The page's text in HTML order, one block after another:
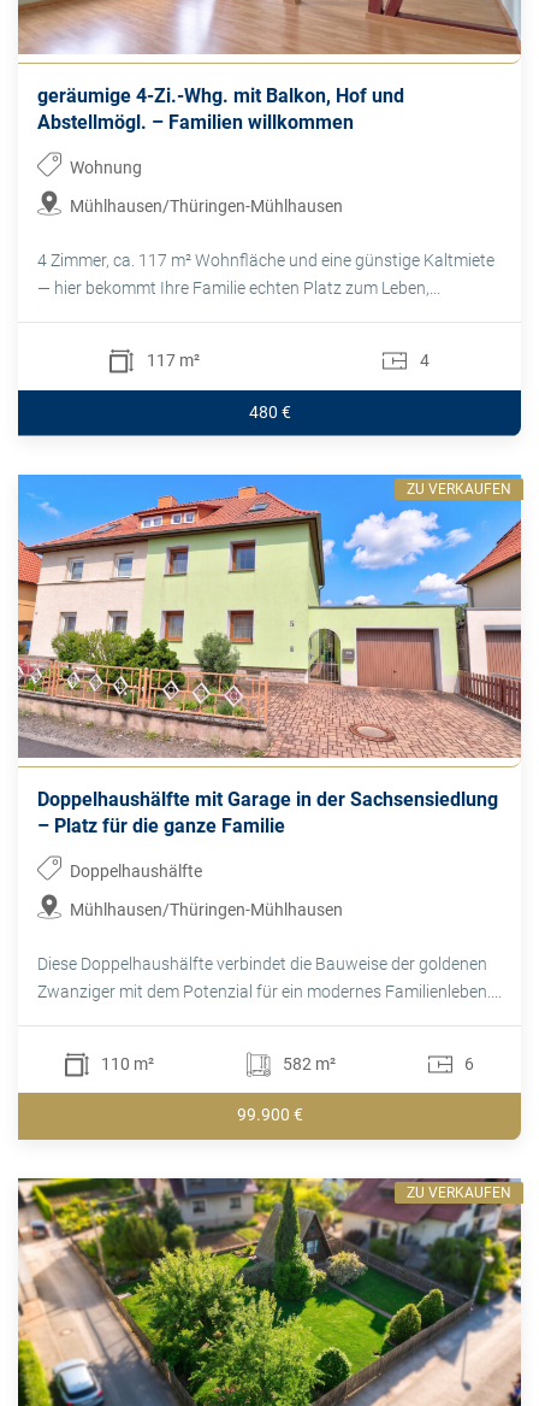
geräumige 4-Zi.-Whg. mit Balkon, Hof und
Abstellmögl. – Familien willkommen
Wohnung
Mühlhausen/Thüringen-Mühlhausen
4 Zimmer, ca. 117 m² Wohnfläche und eine günstige Kaltmiete
— hier bekommt Ihre Familie echten Platz zum Leben,...
117 m² 4
480 €
Doppelhaushälfte mit Garage in der Sachsensiedlung
– Platz für die ganze Familie
Doppelhaushälfte
Mühlhausen/Thüringen-Mühlhausen
Diese Doppelhaushälfte verbindet die Bauweise der goldenen
Zwanziger mit dem Potenzial für ein modernes Familienleben....
110 m² 582 m² 6
99.900 €
ZU VERKAUFEN
ZU VERKAUFEN